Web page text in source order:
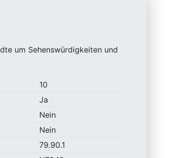
um Sehenswürdigkeiten und
10
Ja
Nein
Nein
79.90.1